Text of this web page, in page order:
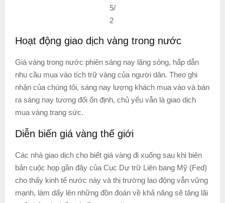
5/
2
Hoạt động giao dịch vàng trong nước
Giá vàng trong nước phiên sáng nay lặng sóng, hấp dẫn
nhu cầu mua vào tích trữ vàng của người dân. Theo ghi
nhận của chúng tôi, sáng nay lượng khách mua vào và bán
ra sáng nay tương đối ổn định, chủ yếu vẫn là giao dịch
mua vàng trang sức.
Diễn biến giá vàng thế giới
Các nhà giao dịch cho biết giá vàng đi xuống sau khi biên
bản cuộc họp gần đây của Cục Dự trữ Liên bang Mỹ (Fed)
cho thấy kinh tế nước này và thị trường lao động vẫn vững
mạnh, làm dấy lên những đồn đoán về khả năng sẽ tăng lãi